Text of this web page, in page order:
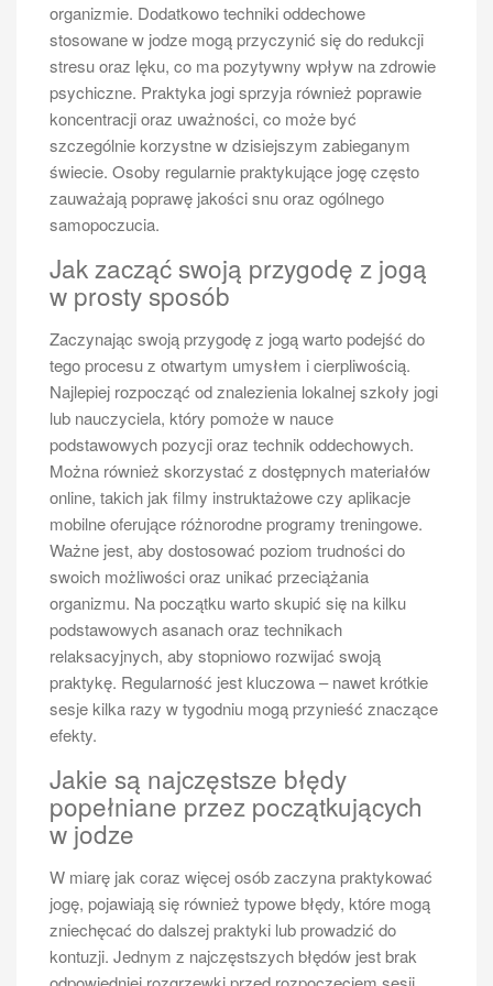
organizmie. Dodatkowo techniki oddechowe
stosowane w jodze mogą przyczynić się do redukcji
stresu oraz lęku, co ma pozytywny wpływ na zdrowie
psychiczne. Praktyka jogi sprzyja również poprawie
koncentracji oraz uważności, co może być
szczególnie korzystne w dzisiejszym zabieganym
świecie. Osoby regularnie praktykujące jogę często
zauważają poprawę jakości snu oraz ogólnego
samopoczucia.
Jak zacząć swoją przygodę z jogą
w prosty sposób
Zaczynając swoją przygodę z jogą warto podejść do
tego procesu z otwartym umysłem i cierpliwością.
Najlepiej rozpocząć od znalezienia lokalnej szkoły jogi
lub nauczyciela, który pomoże w nauce
podstawowych pozycji oraz technik oddechowych.
Można również skorzystać z dostępnych materiałów
online, takich jak filmy instruktażowe czy aplikacje
mobilne oferujące różnorodne programy treningowe.
Ważne jest, aby dostosować poziom trudności do
swoich możliwości oraz unikać przeciążania
organizmu. Na początku warto skupić się na kilku
podstawowych asanach oraz technikach
relaksacyjnych, aby stopniowo rozwijać swoją
praktykę. Regularność jest kluczowa – nawet krótkie
sesje kilka razy w tygodniu mogą przynieść znaczące
efekty.
Jakie są najczęstsze błędy
popełniane przez początkujących
w jodze
W miarę jak coraz więcej osób zaczyna praktykować
jogę, pojawiają się również typowe błędy, które mogą
zniechęcać do dalszej praktyki lub prowadzić do
kontuzji. Jednym z najczęstszych błędów jest brak
Tenis ziemny jak zacząć?
Dla początkujących tenisistów istnieje kilka
kluczowych umiejętności, które warto rozwijać już na
samym początku swojej przygody z tym sportem. Po
pierwsze, ważne jest opanowanie techniki uderzeń,
takich jak forehand, backhand i serwis. Każde z tych
uderzeń ma swoje specyficzne wymagania techniczne
i wymaga regularnego ćwiczenia, aby stały się one
naturalne i efektywne. Kolejnym istotnym aspektem
szybkość i zwinność na korcie. Umiejętność
poruszania się po boisku pozwala na lepsze
ustawienie się do piłki oraz zwiększa szanse na
skuteczne odbicie. Również taktyka gry jest niezwykle
ważna – początkujący powinni nauczyć się
podstawowych strategii, takich jak gra defensywna
czy ofensywna oraz umiejętność przewidywania
ruchów przeciwnika. Nie można zapominać o
psychice sportowca; koncentracja i opanowanie
emocji podczas meczu mają ogromny wpływ na
wyniki.
Jak znaleźć odpowiednie miejsce
do nauki tenisa ziemnego?
Wybór odpowiedniego miejsca do nauki tenisa
ziemnego jest kluczowy dla każdego początkującego
gracza. Istnieje wiele opcji dostępnych dla osób
chcących rozpocząć swoją przygodę z tym sportem.
tenisowe, które często oferują kursy dla
początkujących pod okiem doświadczonych trenerów.
Takie kluby zazwyczaj dysponują dobrze
wyposażonymi kortami oraz różnorodnymi
programami treningowymi dostosowanymi do różnych
poziomów zaawansowania. Inną opcją są szkoły
sportowe lub obozy tenisowe, które organizują
intensywne kursy dla osób pragnących szybko